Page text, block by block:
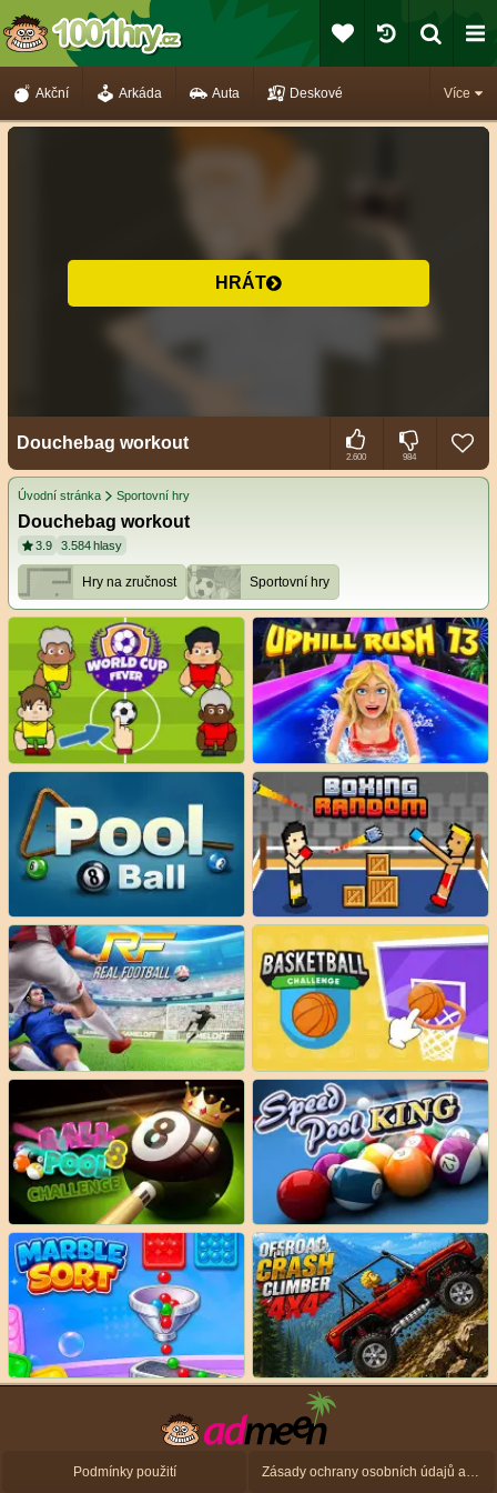
Více
Akční Arkáda Auta Deskové
HRÁT
Douchebag workout
2.600 984
Úvodní stránka Sportovní hry
Douchebag workout
3.9 3.584 hlasy
Hry na zručnost Sportovní hry
Podmínky použití Zásady ochrany osobních údajů a zásady použití souborů cookie